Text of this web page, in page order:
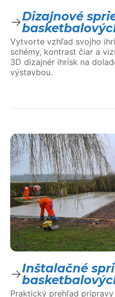
Dizajnové
Vytvorte vzhľad svojho
schémy, kontrast čiar a
3D dizajnér ihrísk na
výstavbou.
Inštalačné
Praktický prehľad